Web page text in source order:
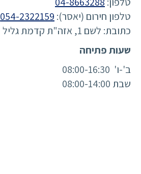
טלפון חירום (יאסר): 054-2322159
כתובת: לשם 1, אזה"ת קדמת גליל
שעות פתיחה
ב'-ו' 08:00-16:30
שבת 08:00-14:00